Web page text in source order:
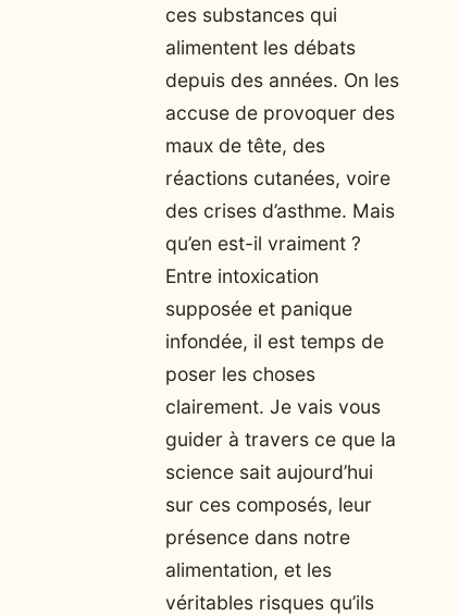
ces substances qui
alimentent les débats
depuis des années. On les
accuse de provoquer des
maux de tête, des
réactions cutanées, voire
des crises d’asthme. Mais
qu’en est-il vraiment ?
Entre intoxication
supposée et panique
infondée, il est temps de
poser les choses
clairement. Je vais vous
guider à travers ce que la
science sait aujourd’hui
sur ces composés, leur
présence dans notre
alimentation, et les
véritables risques qu’ils